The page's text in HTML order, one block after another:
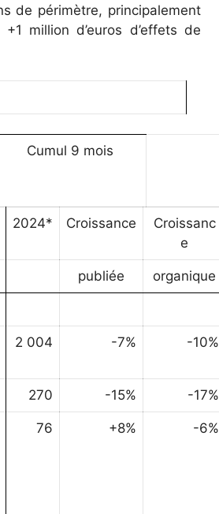
de périmètre, principalement
million d’euros d’effets de
9 mois
2024* Croissance
Croissanc
e
publiée organique
2 004 -7% -10%
270 -15% -17%
76 +8% -6%